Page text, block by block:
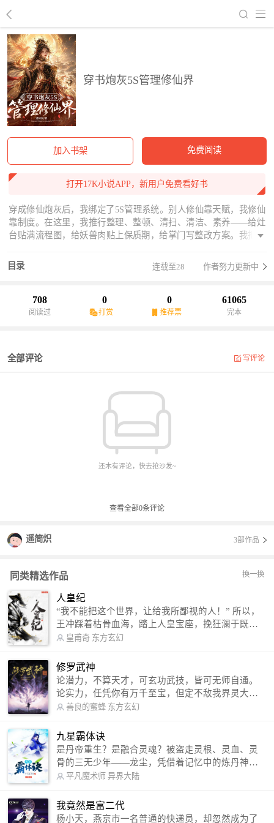
穿书炮灰5S管理修仙界
加入书架 免费阅读
打开17K小说APP，新用户免费看好书
穿成修仙炮灰后，我绑定了5S管理系统。别人修仙靠天赋，我修仙
靠制度。在这里，我推行整理、整顿、清扫、清洁、素养——给灶
台贴满流程图，给妖兽肉贴上保质期，给掌门写整改方案。我把所
来了，挑不出一点毛病。周掌门坐在主位上喝茶，对所有来问问题
的人说：“制度是她定的，我签的字。有问题，看文件。”
目录 连载至28 作者努力更新中
708
阅读过
0
打赏
0
推荐票
61065
完本
全部评论 写评论
还木有评论，快去抢沙发~
查看全部0条评论
遥简炽 3部作品
同类精选作品 换一换
人皇纪
“我不能把这个世界，让给我所鄙视的人！” 所以，
王冲踩着枯骨血海，踏上人皇宝座，挽狂澜于既
倒，扶大厦之将倾，成就了一段无上的传说！ 微信
微博：皇甫奇（地址：http://weibo.com/u/25284575
87） QQ交流群：320238210【普通群】 574501330
【VIP订阅群】 欢迎大家关注。
皇甫奇 东方玄幻
修罗武神
论潜力，不算天才，可玄功武技，皆可无师自通。
论实力，任凭你有万千至宝，但定不敌我界灵大
军。 我是谁？天下众生视我为修罗，却不知，我以
信公众号：善良的蜜蜂后援会）
善良的蜜蜂 东方玄幻
九星霸体诀
是丹帝重生？是融合灵魂？被盗走灵根、灵血、灵
骨的三无少年——龙尘，凭借着记忆中的炼丹神
术，修行神秘功法九星霸体诀，拨开重重迷雾，解
勾搭各色美女，镇压恶鬼邪神。 江湖传闻：龙
尘一到，地吼天啸。龙尘一出，鬼泣神哭。 本
平凡魔术师 异界大陆
我竟然是富二代
杨小天，燕京市一名普通的快递员，却忽然成为了